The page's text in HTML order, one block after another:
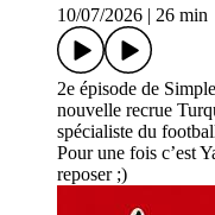
10/07/2026
26 min
2e épisode de
nouvelle recrue
spécialiste du
Pour une fois c’est
reposer ;)